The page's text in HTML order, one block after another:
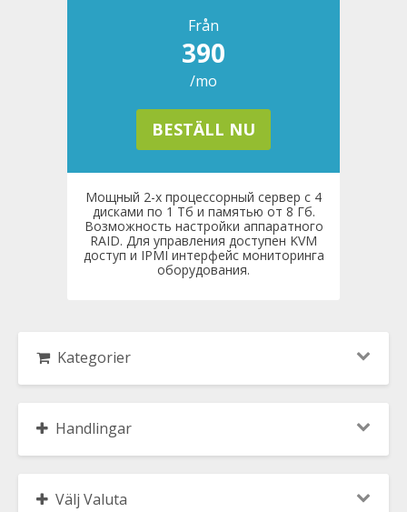
Från
390
/mo
BESTÄLL NU
Мощный 2-х процессорный сервер с 4
дисками по 1 Тб и памятью от 8 Гб.
Возможность настройки аппаратного
RAID. Для управления доступен KVM
доступ и IPMI интерфейс мониторинга
оборудования.
Kategorier
Handlingar
Välj Valuta